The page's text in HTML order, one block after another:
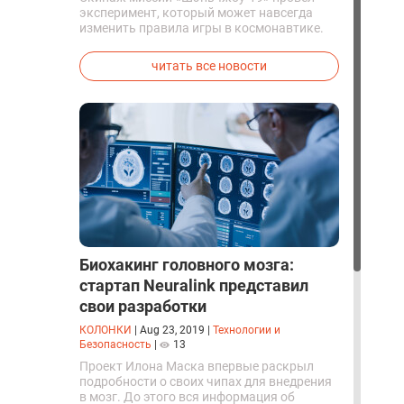
эксперимент, который может навсегда
изменить правила игры в космонавтике.
успешно синтезировали кислород и
компоненты ракетного топлива с
прямо на орбите.
читать все новости
Биохакинг головного мозга:
стартап Neuralink представил
свои разработки
КОЛОНКИ Aug 23, 2019
Технологии и
Безопасность
13
Проект Илона Маска впервые раскрыл
подробности о своих чипах для внедрения
в мозг. До этого вся информация об